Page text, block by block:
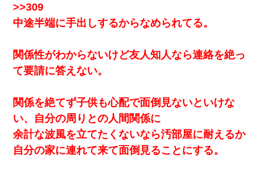
>>309
中途半端に手出しするからなめられてる。
関係性がわからないけど友人知人なら連絡を絶っ
て要請に答えない。
関係を絶てず子供も心配で面倒見ないといけな
い、自分の周りとの人間関係に
余計な波風を立てたくないなら汚部屋に耐えるか
自分の家に連れて来て面倒見ることにする。